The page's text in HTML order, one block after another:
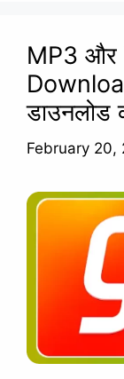
MP3 और
डाउनलोड
February 20,